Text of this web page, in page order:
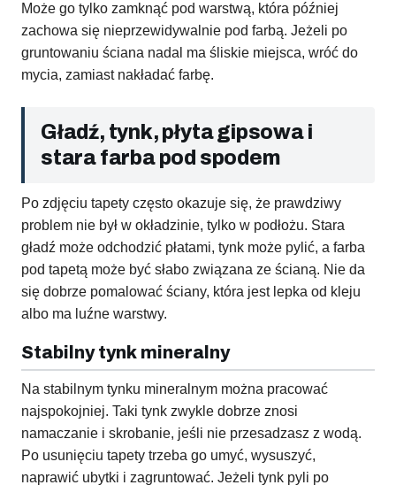
Może go tylko zamknąć pod warstwą, która później
zachowa się nieprzewidywalnie pod farbą. Jeżeli po
gruntowaniu ściana nadal ma śliskie miejsca, wróć do
mycia, zamiast nakładać farbę.
Gładź, tynk, płyta gipsowa i
stara farba pod spodem
Po zdjęciu tapety często okazuje się, że prawdziwy
problem nie był w okładzinie, tylko w podłożu. Stara
gładź może odchodzić płatami, tynk może pylić, a farba
pod tapetą może być słabo związana ze ścianą. Nie da
się dobrze pomalować ściany, która jest lepka od kleju
albo ma luźne warstwy.
Stabilny tynk mineralny
Na stabilnym tynku mineralnym można pracować
najspokojniej. Taki tynk zwykle dobrze znosi
namaczanie i skrobanie, jeśli nie przesadzasz z wodą.
Po usunięciu tapety trzeba go umyć, wysuszyć,
naprawić ubytki i zagruntować. Jeżeli tynk pyli po